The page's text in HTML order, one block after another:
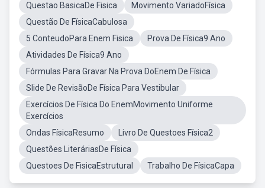
Questao BasicaDe Fisica
Movimento VariadoFísica
Questão De FísicaCabulosa
5 ConteudoPara Enem Fisica
Prova De Física9 Ano
Atividades De Física9 Ano
Fórmulas Para Gravar Na Prova DoEnem De Física
Slide De RevisãoDe Física Para Vestibular
Exercícios De Física Do EnemMovimento Uniforme
Exercícios
Ondas FísicaResumo
Livro De Questoes Física2
Questões LiteráriasDe Física
Questoes De FisicaEstrutural
Trabalho De FísicaCapa